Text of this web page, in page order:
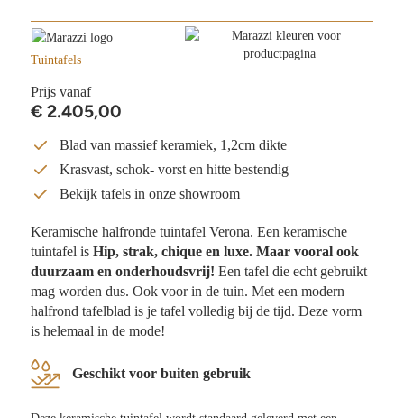
Tuintafels
Prijs vanaf
€2.405,00
Blad van massief keramiek, 1,2cm dikte
Krasvast, schok- vorst en hitte bestendig
Bekijk tafels in onze showroom
Keramische halfronde tuintafel Verona. Een keramische
tuintafel is Hip, strak, chique en luxe. Maar vooral ook
duurzaam en onderhoudsvrij! Een tafel die echt gebruikt
mag worden dus. Ook voor in de tuin. Met een modern
halfrond tafelblad is je tafel volledig bij de tijd. Deze vorm
is helemaal in de mode!
Geschikt voor buiten gebruik